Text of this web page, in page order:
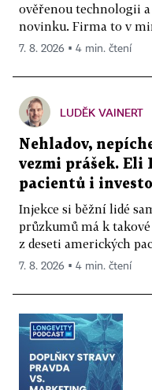
ověřenou technologii
novinku. Firma to v
7. 8. 2026 ▪ 4 min. čtení
LUDĚK VAINERT
Nehladov,
vezmi prášek. Eli
pacientů i
Injekce si běžní lidé
průzkumů má k
z deseti amerických
7. 8. 2026 ▪ 4 min. čtení